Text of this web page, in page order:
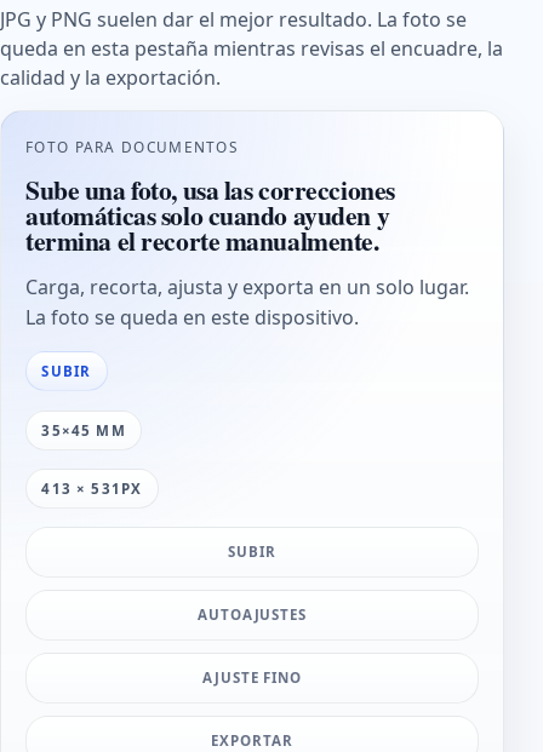
JPG y PNG suelen dar el mejor resultado. La foto se
queda en esta pestaña mientras revisas el encuadre, la
calidad y la exportación.
FOTO PARA DOCUMENTOS
Sube una foto, usa las correcciones
automáticas solo cuando ayuden y
termina el recorte manualmente.
Carga, recorta, ajusta y exporta en un solo lugar.
La foto se queda en este dispositivo.
SUBIR
35×45 MM
413 × 531PX
SUBIR
AUTOAJUSTES
AJUSTE FINO
EXPORTAR